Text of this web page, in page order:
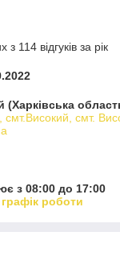
114 відгуків за рік
(Харківська
смт.
з 08:00 до 17:00
роботи